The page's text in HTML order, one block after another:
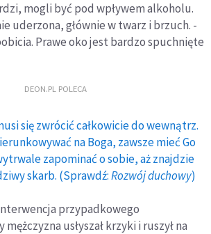
mogli być pod wpływem alkoholu.
uderzona, głównie w twarz i brzuch. -
Prawe oko jest bardzo spuchnięte
DEON.PL POLECA
się zwrócić całkowicie do wewnątrz.
na Boga, zawsze mieć Go
zapominać o sobie, aż znajdzie
skarb. (Sprawdź:Rozwój duchowy)
przypadkowego
usłyszał krzyki i ruszył na